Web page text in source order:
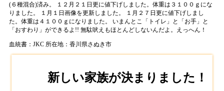
(６種混合)済み。
１２月２１日更に値下げしました。体重は３１００ｇにな
りました。
１月１日画像を更新しました。
１月２７日更に値下げしまし
た。体重は４１００ｇになりました。 いまんとこ「トイレ」と「お手」と
「おすわり」ができるよ!! 無駄吠えもほとんどしないんだよ。えっへん！
血統書：JKC 所在地：香川県さぬき市
新しい家族が決まりました！